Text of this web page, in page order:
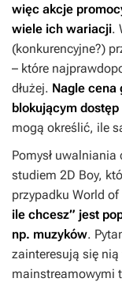
więc akcje
wiele ich wariacji.
(konkurencyjne?)
– które
dłużej. Nagle cena
blokującym dostęp
mogą określić, ile
Pomysł
studiem 2D Boy,
przypadku World of
ile chcesz” jest
np. muzyków.
zainteresują się
mainstreamowymi